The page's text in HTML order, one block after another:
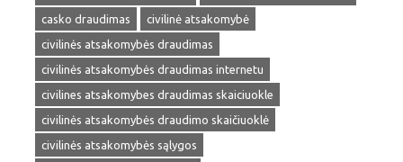
casko draudimas
civilinė atsakomybė
civilinės atsakomybės draudimas
civilinės atsakomybės draudimas internetu
civilines atsakomybes draudimas skaiciuokle
civilinės atsakomybės draudimo skaičiuoklė
civilinės atsakomybės sąlygos